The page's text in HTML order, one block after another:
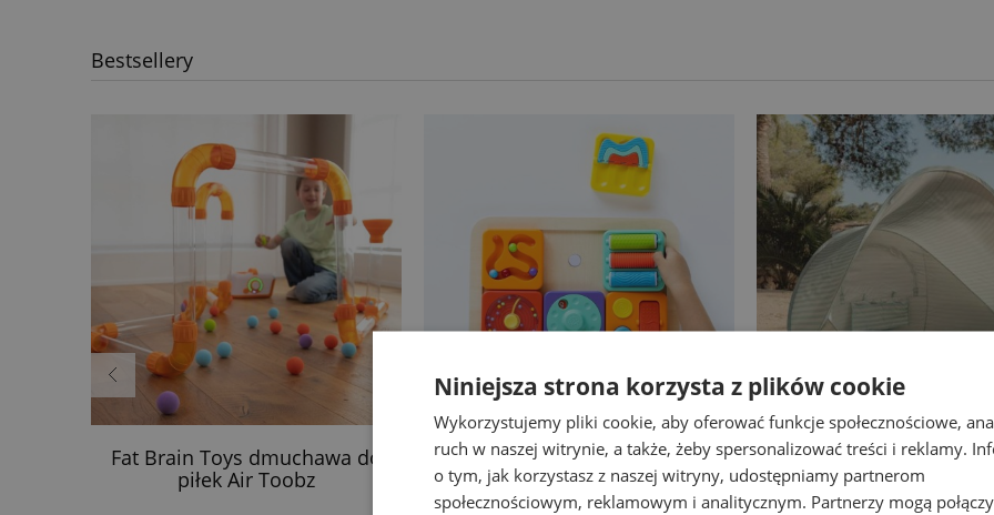
Bestsellery
Fat Brain Toys dmuchawa do
piłek Air Toobz
-14%
Fat Brain Toys tablica
manipulacyjna PlayTab
Little Dutch namiot
up z powłoką UV40 Fresh
Niniejsza strona korzysta z plików cookie
Wykorzystujemy pliki cookie, aby oferować funkcje społecznościowe,
ruch w naszej witrynie, a także, żeby spersonalizować treści i reklamy.
o tym, jak korzystasz z naszej witryny, udostępniamy partnerom
społecznościowym, reklamowym i analitycznym. Partnerzy mogą